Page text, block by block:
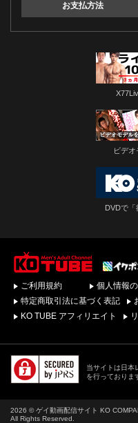
お支払方法
ビデ
DVDで「
単ダウンロード！ゲイ
動画配信サイトKO
TUBEトップページへ
ご利用規約 個人情報
特定商取引法に基づく表記
KO TUBE アフィリエイト
当サイトは日本
を行っておりま
2026 © ゲイ動画配信サイト KO
All Rights Reserved.